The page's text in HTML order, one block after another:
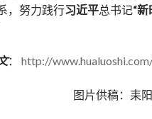
，努力践行习近平总书记“
： http://
图片供稿：耒